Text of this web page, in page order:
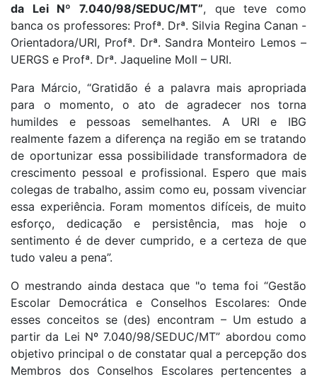
da Lei Nº 7.040/98/SEDUC/MT”, que teve como
banca os professores: Profª. Drª. Silvia Regina Canan -
Orientadora/URI, Profª. Drª. Sandra Monteiro Lemos –
UERGS e Profª. Drª. Jaqueline Moll – URI.
Para Márcio, “Gratidão é a palavra mais apropriada
para o momento, o ato de agradecer nos torna
humildes e pessoas semelhantes. A URI e IBG
realmente fazem a diferença na região em se tratando
de oportunizar essa possibilidade transformadora de
crescimento pessoal e profissional. Espero que mais
colegas de trabalho, assim como eu, possam vivenciar
essa experiência. Foram momentos difíceis, de muito
esforço, dedicação e persistência, mas hoje o
sentimento é de dever cumprido, e a certeza de que
tudo valeu a pena”.
O mestrando ainda destaca que "o tema foi “Gestão
Escolar Democrática e Conselhos Escolares: Onde
esses conceitos se (des) encontram – Um estudo a
partir da Lei Nº 7.040/98/SEDUC/MT” abordou como
objetivo principal o de constatar qual a percepção dos
Membros dos Conselhos Escolares pertencentes a